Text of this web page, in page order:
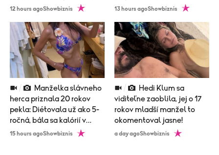
12 hours agoShowbiznis 13 hours agoShowbiznis
herca priznala 20 rokov
pekla: Diétovala už ako 5-
ročná, bála sa kalórií v
zubnej paste!
15 hours agoShowbiznis
viditeľne zaoblila, jej o 17
rokov mladší manžel to
okomentoval jasne!
a day agoShowbiznis